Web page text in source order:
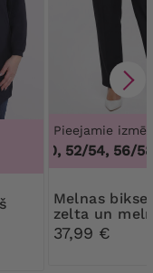
Pieejamie
48/50, 52/54, 56/
Melnas bikses ar
zelta un
pogām
37,99 €